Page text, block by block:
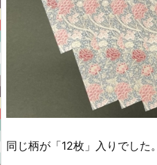
同じ柄が「12枚」入りでした。